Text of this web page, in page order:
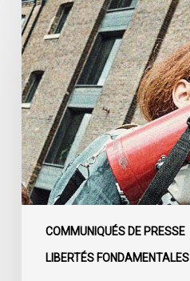
COMMUNIQUÉS DE PRESSE
LIBERTÉS FONDAMENTALES
se
joint
à
la
déclaration
de
la
société
civile
l’adoption